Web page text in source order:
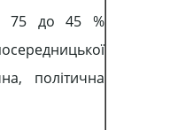
75 до 45 %
політична